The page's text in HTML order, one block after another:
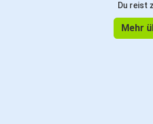
Du reist
Mehr